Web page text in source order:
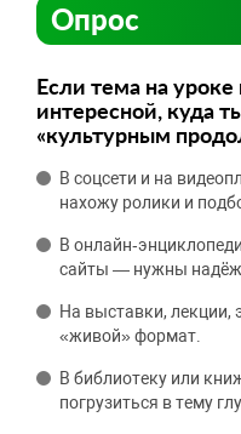
Опрос
Если тема на уроке
интересной, куда
«культурным
В соцсети и на
нахожу ролики и
В
сайты — нужны
На выставки,
«живой» формат.
В библиотеку или
погрузиться в тему